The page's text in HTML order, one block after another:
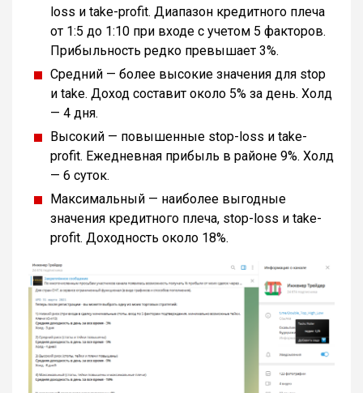
loss и take-profit. Диапазон кредитного плеча
от 1:5 до 1:10 при входе с учетом 5 факторов.
Прибыльность редко превышает 3%.
Средний — более высокие значения для stop
и take. Доход составит около 5% за день. Холд
— 4 дня.
Высокий — повышенные stop-loss и take-
profit. Ежедневная прибыль в районе 9%. Холд
— 6 суток.
Максимальный — наиболее выгодные
значения кредитного плеча, stop-loss и take-
profit. Доходность около 18%.